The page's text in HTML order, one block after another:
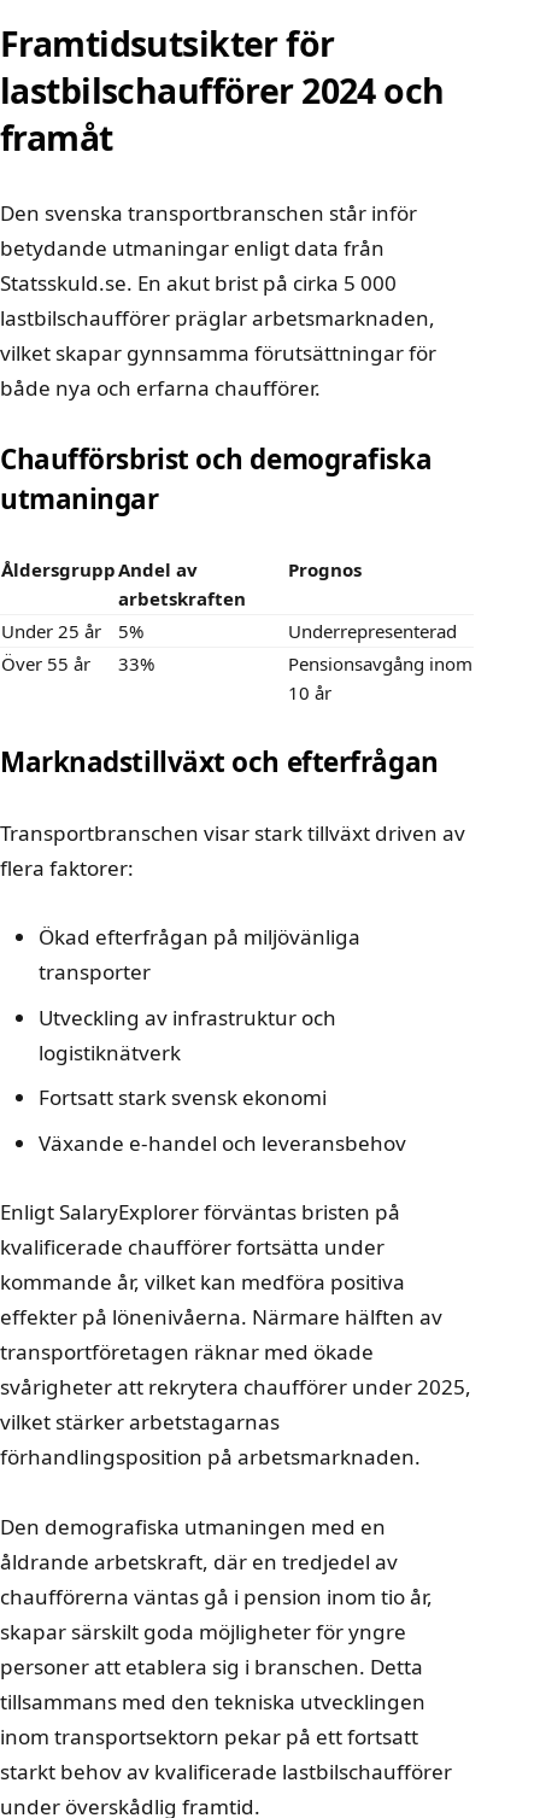
Framtidsutsikter för
lastbilschaufförer 2024 och
framåt
Den svenska transportbranschen står inför
betydande utmaningar enligt data från
Statsskuld.se. En akut brist på cirka 5 000
lastbilschaufförer präglar arbetsmarknaden,
vilket skapar gynnsamma förutsättningar för
både nya och erfarna chaufförer.
Chaufförsbrist och demografiska
utmaningar
ÅldersgruppAndel av
arbetskraften
Prognos
Under 25 år 5%
Underrepresenterad
Över 55 år
33%
Pensionsavgång inom
10 år
Marknadstillväxt och efterfrågan
Transportbranschen visar stark tillväxt driven av
flera faktorer:
Ökad efterfrågan på miljövänliga
transporter
Utveckling av infrastruktur och
logistiknätverk
Fortsatt stark svensk ekonomi
Växande e-handel och leveransbehov
EnligtSalaryExplorerförväntas bristen på
kvalificerade chaufförer fortsätta under
kommande år, vilket kan medföra positiva
effekter på lönenivåerna. Närmare hälften av
transportföretagen räknar med ökade
svårigheter att rekrytera chaufförer under 2025,
vilket stärker arbetstagarnas
förhandlingsposition på arbetsmarknaden.
Den demografiska utmaningen med en
åldrande arbetskraft, där en tredjedel av
chaufförerna väntas gå i pension inom tio år,
skapar särskilt goda möjligheter för yngre
personer att etablera sig i branschen. Detta
tillsammans med den tekniska utvecklingen
inom transportsektorn pekar på ett fortsatt
starkt behov av kvalificerade lastbilschaufförer
under överskådlig framtid.